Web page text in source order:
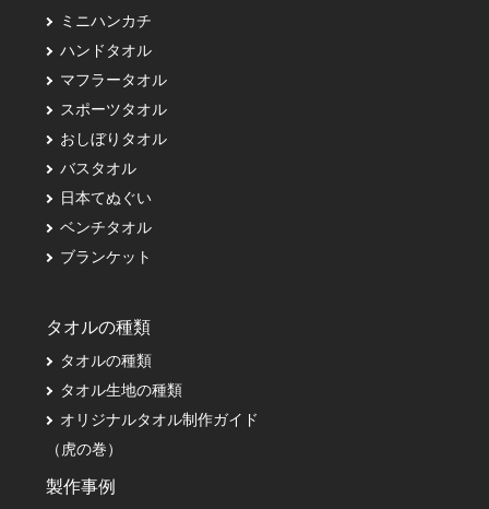
ミニハンカチ
ハンドタオル
マフラータオル
スポーツタオル
おしぼりタオル
バスタオル
日本てぬぐい
ベンチタオル
ブランケット
タオルの種類
タオルの種類
タオル生地の種類
オリジナルタオル制作ガイド
（虎の巻）
製作事例